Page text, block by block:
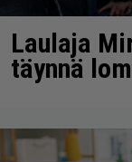
Laulaja
täynnä